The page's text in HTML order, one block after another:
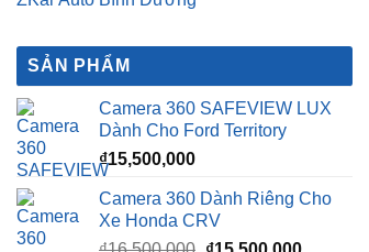
SẢN PHẨM
Camera 360 SAFEVIEW LUX
Dành Cho Ford Territory
₫15,500,000
Camera 360 Dành Riêng Cho
Xe Honda CRV
Giá Giá